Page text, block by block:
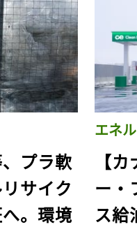
プラ軟
サイク
。環境
エネ
【
ー・
ス給